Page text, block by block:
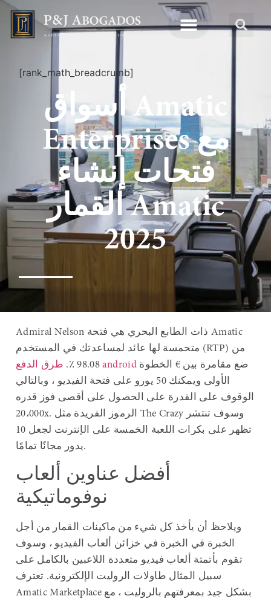
[rank_math_breadcrumb]
أسواق Amatic
Enterprises مع
فتحات إنشاء
القمار Amatic
2025
Admiral Nelson ذات الطابع البحري هي فتحة Amatic
متحمسة لها عائد لمساعدتك في المستخدم (RTP) من
98.08 ٪. طرق الدفع androidضع مقامرة بين € الخطوة
الأولى ويمكنك 50 يورو على فتحة الفيديو ، وبالتالي
الوقوف على القدرة على الحصول على أقصى فوز قدره
20،000x. الرموز الفريدة مثل The Crazy وسوف تنتشر
تظهر على بكرات اللعبة الخمسة على الإنترنت لجعل 10
يدور مجانًا تمامًا.
أفضل عناوين ألعاب
نوفوماتيكية
ويلاحظ أن يأخذ كل شيء من ماكينات القمار من أجل
الخبرة في الخبرة في خزائن ألعاب الفيديو ، وسوف
تقوم بأتمتة ألعاب فيديو متعددة اللاعبين بالكامل على
سبيل المثال طاولات الروليت الإلكترونية. تعترف
Amatic Marketplace بشكل جيد بمعرفتهم بالروليت ، مع